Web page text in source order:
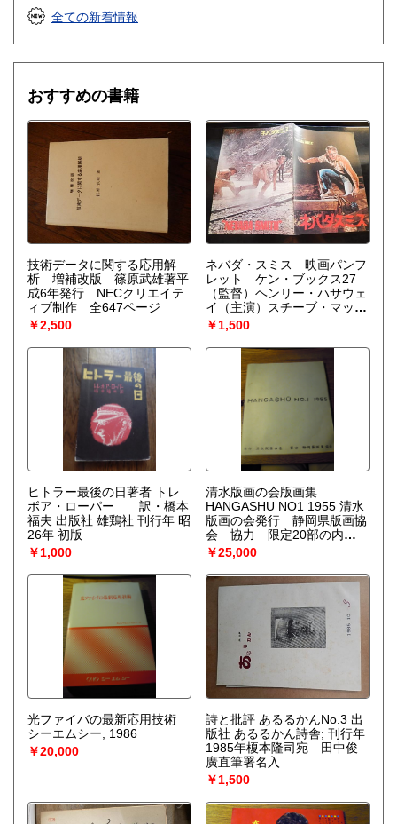
い「構造」は常に不安定性の結果として出現する。すなわち
それはゆらぎから生じるものである。ふつうはゆらぎが生じ
びつけ、ゆらぎの巨視的理論を包含する一般化された熱力学
を作り上げなくてはならない。〉散逸構造の理論で、1977
年、ノーベル化学賞を受賞したプリゴジンの、グランスドル
フとの共著による初期の著作。開放系に現れる構造の問題
を、非平衡熱力学の立場から、物理学、化学、生物学につい
て、統一的な観点からの説明を試みる。
全ての新着情報
おすすめの書籍
技術データに関する応用解
析 増補改版 篠原武雄著平
成6年発行 NECクリエイテ
ィブ制作 全647ページ
￥2,500
ネバダ・スミス 映画パンフ
レット ケン・ブックス27
（監督）ヘンリー・ハサウェ
イ（主演）スチーブ・マック
ィーン 出版社 ケンリック極
東株式会社 刊行年 無刊記 解
説 **A4判
￥1,500
ヒトラー最後の日著者 トレ
ボア・ローパー 訳・橋本
福夫 出版社 雄鶏社 刊行年 昭
26年 初版
￥1,000
清水版画の会版画集
HANGASHU NO1 1955 清水
版画の会発行 静岡県版画協
会 協力 限定20部の内
10
￥25,000
光ファイバの最新応用技術
シーエムシー, 1986
￥20,000
詩と批評 あるるかんNo.3 出
版社 あるるかん詩舎; 刊行年
1985年榎本隆司宛 田中俊
廣直筆署名入
￥1,500